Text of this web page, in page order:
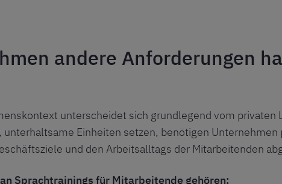
andere Anforderungen
unterscheidet sich grundlegend vom privaten
unterhaltsame Einheiten setzen, benötigen
und den Arbeitsalltags der Mitarbeitenden
Sprachtrainings für Mitarbeitende gehören: